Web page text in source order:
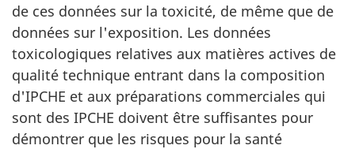
de ces données sur la toxicité, de même que de
données sur l'exposition. Les données
toxicologiques relatives aux matières actives de
qualité technique entrant dans la composition
d'IPCHE et aux préparations commerciales qui
sont des IPCHE doivent être suffisantes pour
démontrer que les risques pour la santé